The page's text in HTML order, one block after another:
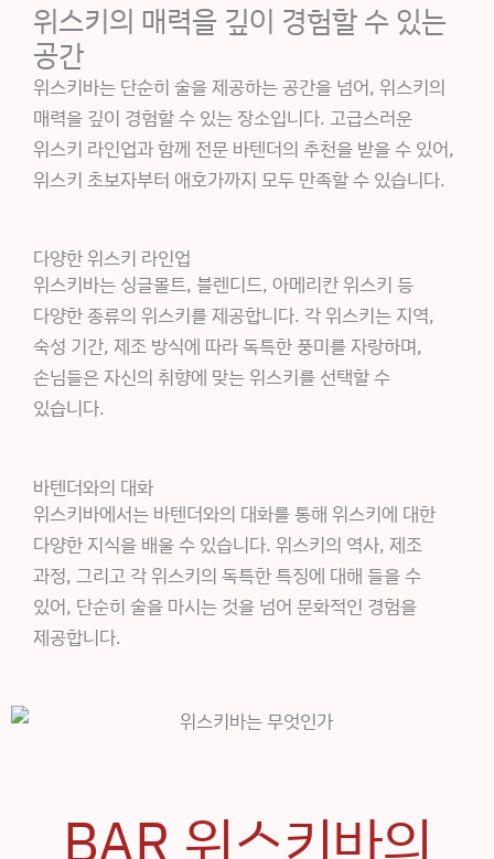
위스키의 매력을 깊이 경험할 수 있는
공간
위스키바는 단순히 술을 제공하는 공간을 넘어, 위스키의
매력을 깊이 경험할 수 있는 장소입니다. 고급스러운
위스키 라인업과 함께 전문 바텐더의 추천을 받을 수 있어,
위스키 초보자부터 애호가까지 모두 만족할 수 있습니다.
다양한 위스키 라인업
위스키바는 싱글몰트, 블렌디드, 아메리칸 위스키 등
다양한 종류의 위스키를 제공합니다. 각 위스키는 지역,
숙성 기간, 제조 방식에 따라 독특한 풍미를 자랑하며,
손님들은 자신의 취향에 맞는 위스키를 선택할 수
있습니다.
바텐더와의 대화
위스키바에서는 바텐더와의 대화를 통해 위스키에 대한
다양한 지식을 배울 수 있습니다. 위스키의 역사, 제조
과정, 그리고 각 위스키의 독특한 특징에 대해 들을 수
있어, 단순히 술을 마시는 것을 넘어 문화적인 경험을
제공합니다.
BAR 위스키바의